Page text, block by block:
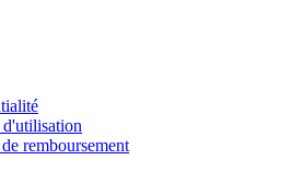
d'utilisation
remboursement